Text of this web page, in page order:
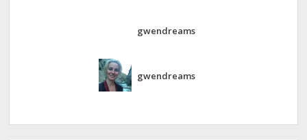
gwendreams
gwendreams